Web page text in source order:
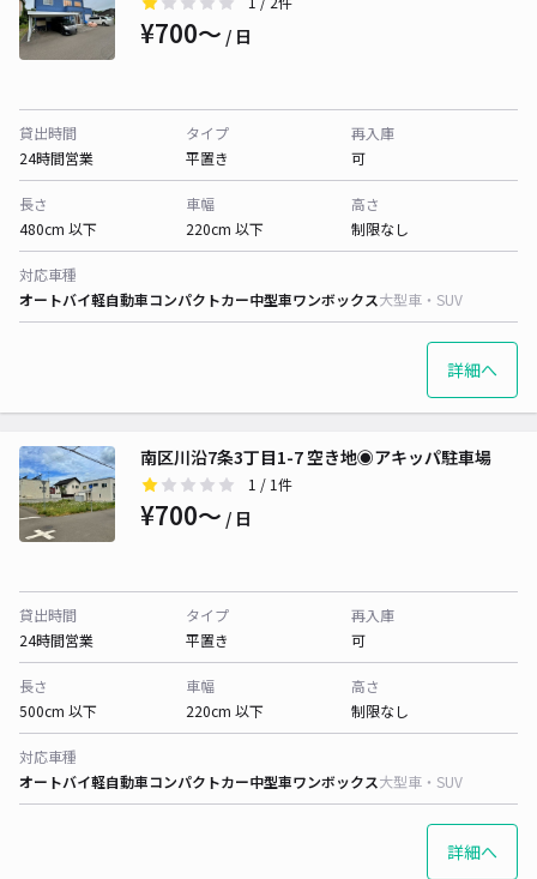
¥700〜 / 日
貸出時間
24時間営業
タイプ
平置き
再入庫
可
長さ
480cm 以下
車幅
220cm 以下
高さ
制限なし
対応車種
オートバイ軽自動車コンパクトカー中型車ワンボックス大型車・SUV
詳細へ
南区川沿7条3丁目1-7 空き地◉アキッパ駐車場
1 / 1件
¥700〜 / 日
貸出時間
24時間営業
タイプ
平置き
再入庫
可
長さ
500cm 以下
車幅
220cm 以下
高さ
制限なし
対応車種
オートバイ軽自動車コンパクトカー中型車ワンボックス大型車・SUV
詳細へ